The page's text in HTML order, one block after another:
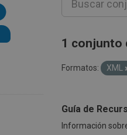
1 conjunto
Formatos: XML
Guía de
Información